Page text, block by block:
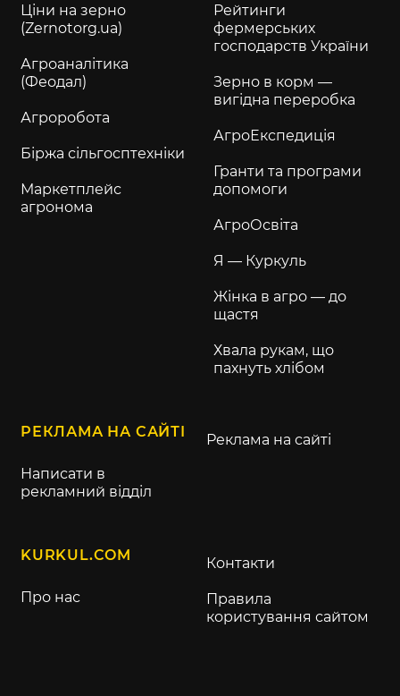
Ціни на зерно
(Zernotorg.ua)
Агроаналітика
(Феодал)
Агроробота
Біржа сільгосптехніки
Маркетплейс
агронома
Рейтинги
фермерських
господарств України
Зерно в корм —
вигідна переробка
АгроЕкспедиція
Гранти та програми
допомоги
АгроОсвіта
Я — Куркуль
Жінка в агро — до
щастя
Хвала рукам, що
пахнуть хлібом
РЕКЛАМА НА САЙТІ
Написати в
рекламний відділ
Реклама на сайті
KURKUL.COM
Про нас
Контакти
Правила
користування сайтом